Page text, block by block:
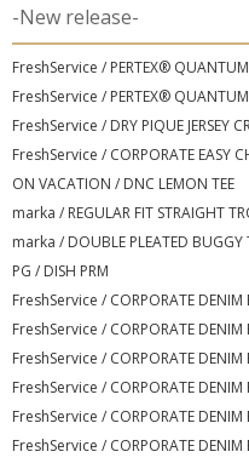
-New release-
FreshService / PERTEX®
FreshService / PERTEX®
FreshService / DRY PIQUE JERSEY
FreshService / CORPORATE EASY
ON VACATION / DNC LEMON TEE
marka / REGULAR FIT STRAIGHT
marka / DOUBLE PLEATED BUGGY
PG / DISH PRM
FreshService / CORPORATE DENIM
FreshService / CORPORATE DENIM
FreshService / CORPORATE DENIM
FreshService / CORPORATE DENIM
FreshService / CORPORATE DENIM
FreshService / CORPORATE DENIM